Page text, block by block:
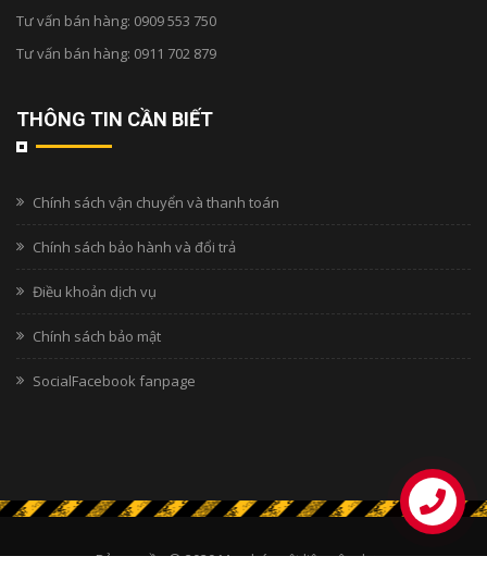
Tư vấn bán hàng: 0909 553 750
Tư vấn bán hàng: 0911 702 879
THÔNG TIN CẦN BIẾT
Chính sách vận chuyển và thanh toán
Chính sách bảo hành và đổi trả
Điều khoản dịch vụ
Chính sách bảo mật
SocialFacebook fanpage
Bản quyền © 2020Mua bán vật liệu xây dựng